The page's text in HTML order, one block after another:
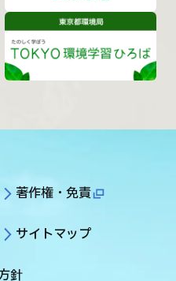
著作権・免責
サイトマップ
針